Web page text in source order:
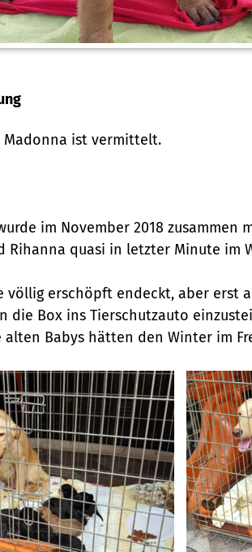
Madonna ist vermittelt.
im November 2018 zusammen
Rihanna quasi in letzter Minute im
völlig erschöpft endeckt, aber erst
die Box ins Tierschutzauto
alten Babys hätten den Winter im